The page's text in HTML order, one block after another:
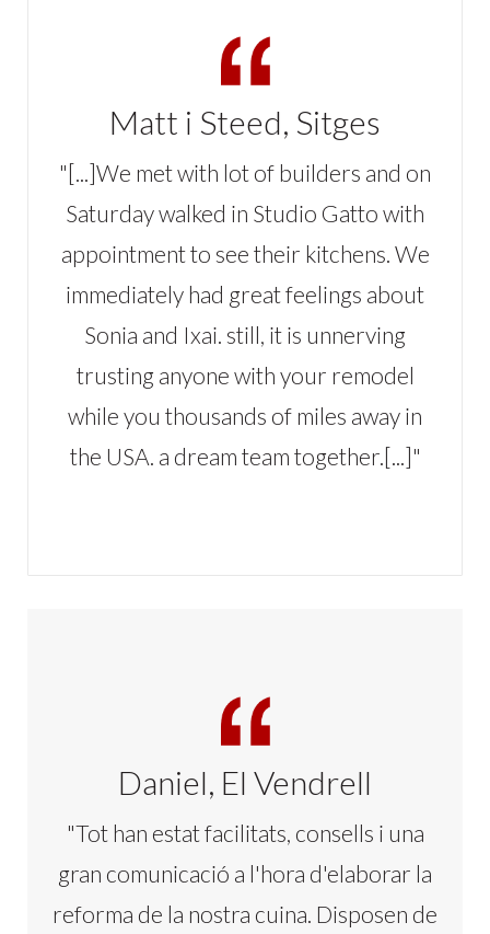
Matt i Steed, Sitges
"[...]We met with lot of builders and on
Saturday walked in Studio Gatto with
appointment to see their kitchens. We
immediately had great feelings about
Sonia and Ixai. still, it is unnerving
trusting anyone with your remodel
while you thousands of miles away in
the USA. a dream team together.[...]"
Daniel, El Vendrell
"Tot han estat facilitats, consells i una
gran comunicació a l'hora d'elaborar la
reforma de la nostra cuina. Disposen de